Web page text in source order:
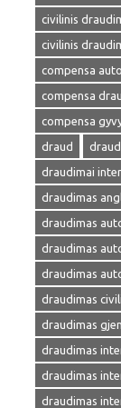
civilinis
civilinis
compensa
compensa
compensa
draud
draudimai
draudimas
draudimas
draudimas
draudimas
draudimas
draudimas
draudimas
draudimas
draudimas